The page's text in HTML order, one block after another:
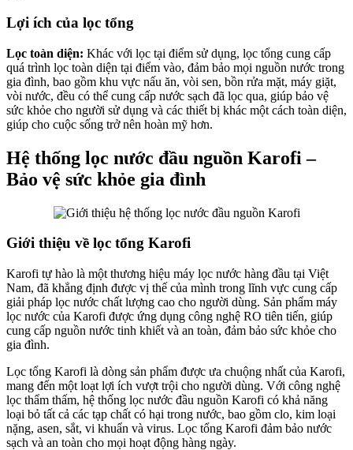
Lợi ích của lọc tổng
Lọc toàn diện: Khác với lọc tại điểm sử dụng, lọc tổng cung cấp
quá trình lọc toàn diện tại điểm vào, đảm bảo mọi nguồn nước trong
gia đình, bao gồm khu vực nấu ăn, vòi sen, bồn rửa mặt, máy giặt,
vòi nước, đều có thể cung cấp nước sạch đã lọc qua, giúp bảo vệ
sức khỏe cho người sử dụng và các thiết bị khác một cách toàn diện,
giúp cho cuộc sống trở nên hoàn mỹ hơn.
Hệ thống lọc nước đầu nguồn Karofi –
Bảo vệ sức khỏe gia đình
Giới thiệu về lọc tổng Karofi
Karofi tự hào là một thương hiệu máy lọc nước hàng đầu tại Việt
Nam, đã khẳng định được vị thế của mình trong lĩnh vực cung cấp
giải pháp lọc nước chất lượng cao cho người dùng. Sản phẩm máy
lọc nước của Karofi được ứng dụng công nghệ RO tiên tiến, giúp
cung cấp nguồn nước tinh khiết và an toàn, đảm bảo sức khỏe cho
gia đình.
Lọc tổng Karofi là dòng sản phẩm được ưa chuộng nhất của Karofi,
mang đến một loạt lợi ích vượt trội cho người dùng. Với công nghệ
lọc thẩm thấm, hệ thống lọc nước đầu nguồn Karofi có khả năng
loại bỏ tất cả các tạp chất có hại trong nước, bao gồm clo, kim loại
nặng, asen, sắt, vi khuẩn và virus. Lọc tổng Karofi đảm bảo nước
sạch và an toàn cho mọi hoạt động hàng ngày.